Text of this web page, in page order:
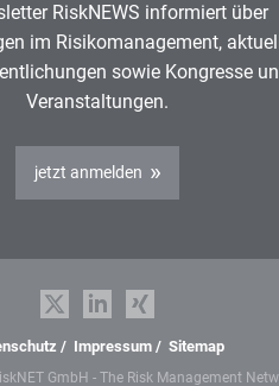
RiskNEWS informiert über
im Risikomanagement,
sowie Kongresse
Veranstaltungen.
jetzt anmelden
/ Impressum/ Sitemap
GmbH - The Risk Management